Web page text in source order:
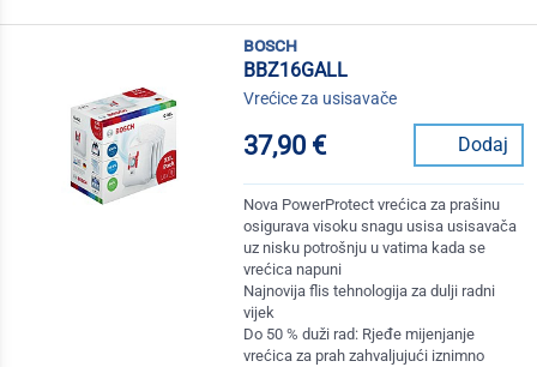
bosch
BBZ16GALL
Vrećice za usisavače
37,90 € Dodaj
Nova PowerProtect vrećica za prašinu
osigurava visoku snagu usisa usisavača
uz nisku potrošnju u vatima kada se
vrećica napuni
Najnovija flis tehnologija za dulji radni
vijek
Do 50 % duži rad: Rjeđe mijenjanje
vrećica za prah zahvaljujući iznimno